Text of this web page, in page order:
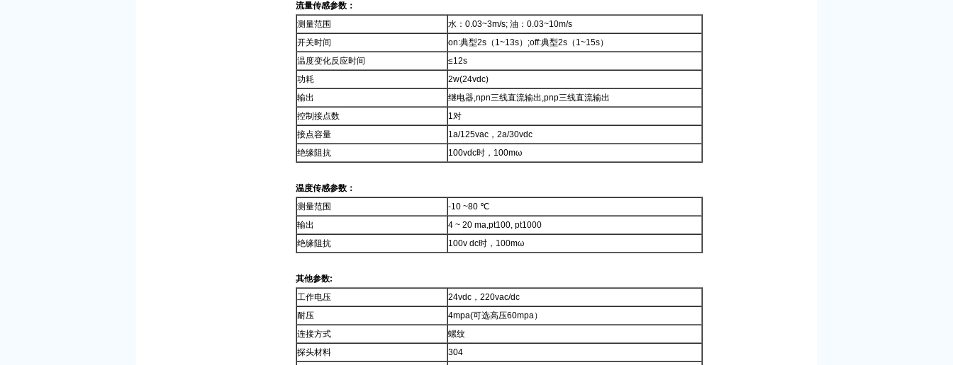
流量传感参数：
测量范围
水：0.03~3m/s; 油：0.03~10m/s
开关时间
on:典型2s（1~13s）;off:典型2s（1~15s）
温度变化反应时间
≤12s
功耗
2w(24vdc)
输出
继电器,npn三线直流输出,pnp三线直流输出
控制接点数
1对
接点容量
1a/125vac，2a/30vdc
绝缘阻抗
100vdc时，100mω
温度传感参数：
测量范围
-10 ~80 ℃
输出
4 ~ 20 ma,pt100, pt1000
绝缘阻抗
100v dc时，100mω
其他参数:
工作电压
24vdc，220vac/dc
耐压
4mpa(可选高压60mpa）
连接方式
螺纹
探头材料
304